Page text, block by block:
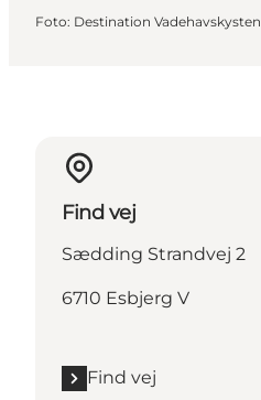
Foto: Destination Vadehavskysten
Find vej
Sædding Strandvej 2
6710 Esbjerg V
Find vej